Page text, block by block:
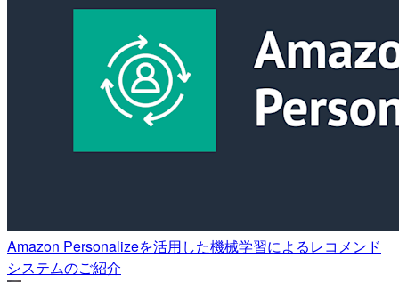
Amazon Personalizeを活用した機械学習によるレコメンド
システムのご紹介